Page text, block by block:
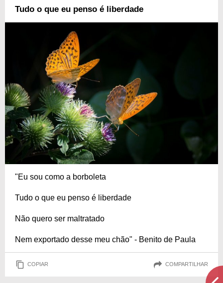
Tudo o que eu penso é liberdade
"Eu sou como a borboleta
Tudo o que eu penso é liberdade
Não quero ser maltratado
Nem exportado desse meu chão" - Benito de Paula
COPIAR COMPARTILHAR